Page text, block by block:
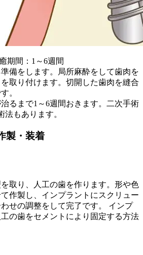
期間：1～6週間
備をします。局所麻酔をして歯肉を
取り付けます。切開した歯肉を縫合
。
るまで1～6週間おきます。二次手術
法もあります。
製・装着
取り、人工の歯を作ります。形や色
作製し、インプラントにスクリュー
せの調整をして完了です。 インプ
の歯をセメントにより固定する方法